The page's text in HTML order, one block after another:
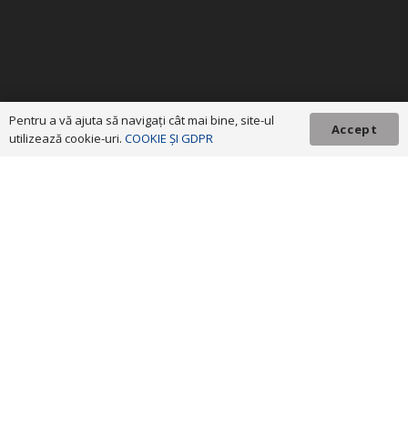
Pentru a vă ajuta să navigaţi cât mai bine, site-ul
utilizează cookie-uri. COOKIE ȘI GDPR
Accept